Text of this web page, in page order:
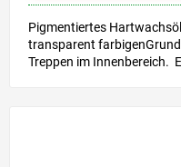
Pigmentiertes
transparent
Treppen im Innenbereich.